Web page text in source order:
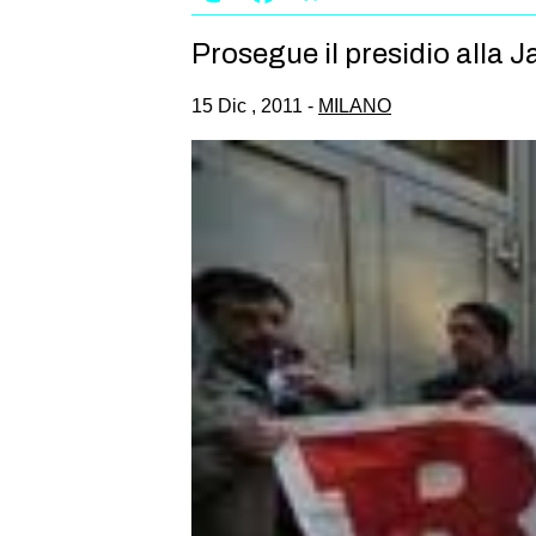
Prosegue il presidio alla
15 Dic , 2011 - MILANO